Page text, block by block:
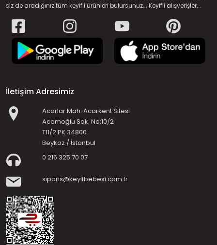
siz de aradığınız tüm keyifli ürünleri bulursunuz... Keyifli alışverişler...
İletişim Adresimiz
Acarlar Mah. Acarkent Sitesi
Acemoğlu Sok. No:10/2
T11/2 PK:34800
Beykoz / İstanbul
0 216 325 70 07
siparis@keyifbebesi.com.tr